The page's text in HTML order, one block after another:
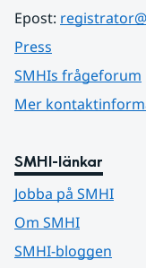
Epost:
Press
SMHIs frågeforum
Mer
SMHI-länkar
Jobba på SMHI
Om SMHI
SMHI-bloggen